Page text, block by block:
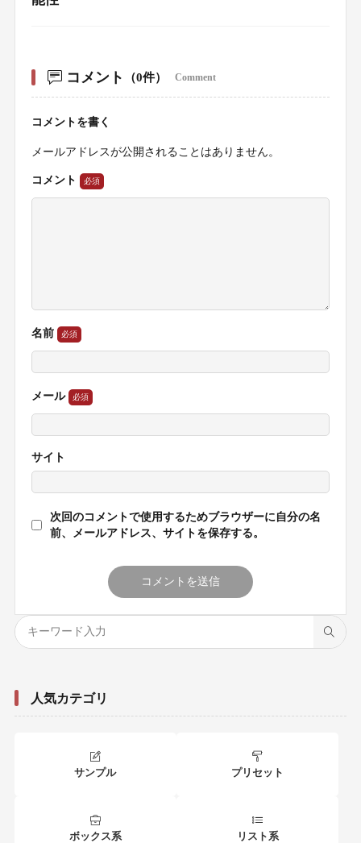
コメント （0件） Comment
コメントを書く
メールアドレスが公開されることはありません。
コメント
名前
メール
サイト
次回のコメントで使用するためブラウザーに自分の名
前、メールアドレス、サイトを保存する。
人気カテゴリ
サンプル プリセット
ボックス系 リスト系